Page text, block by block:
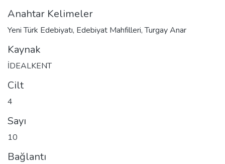
Anahtar Kelimeler
Yeni Türk Edebiyatı, Edebiyat Mahfilleri,Turgay Anar
Kaynak
İDEALKENT
Cilt
4
Sayı
10
Bağlantı